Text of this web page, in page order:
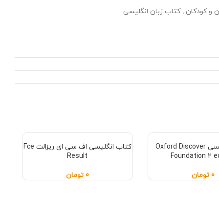
و کودکان , کتاب زبان انگلیسی
کتاب انگلیسی Oxford Discover
Foundation 2
0 تومان
کتاب انگلیسی اف سی ای ریزالت Fce
Result
0 تومان